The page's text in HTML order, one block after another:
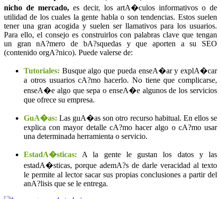
nicho de mercado, es decir, los artA�culos informativos o de
utilidad de los cuales la gente habla o son tendencias. Estos suelen
tener una gran acogida y suelen ser llamativos para los usuarios.
Para ello, el consejo es construirlos con palabras clave que tengan
un gran nA?mero de bA?squedas y que aporten a su SEO
(contenido orgA?nico). Puede valerse de:
Tutoriales: Busque algo que pueda enseA�ar y explA�car
a otros usuarios cA?mo hacerlo. No tiene que complicarse,
enseA�e algo que sepa o enseA�e algunos de los servicios
que ofrece su empresa.
GuA�as: Las guA�as son otro recurso habitual. En ellos se
explica con mayor detalle cA?mo hacer algo o cA?mo usar
una determinada herramienta o servicio.
EstadA�sticas: A la gente le gustan los datos y las
estadA�sticas, porque ademA?s de darle veracidad al texto
le permite al lector sacar sus propias conclusiones a partir del
anA?lisis que se le entrega.